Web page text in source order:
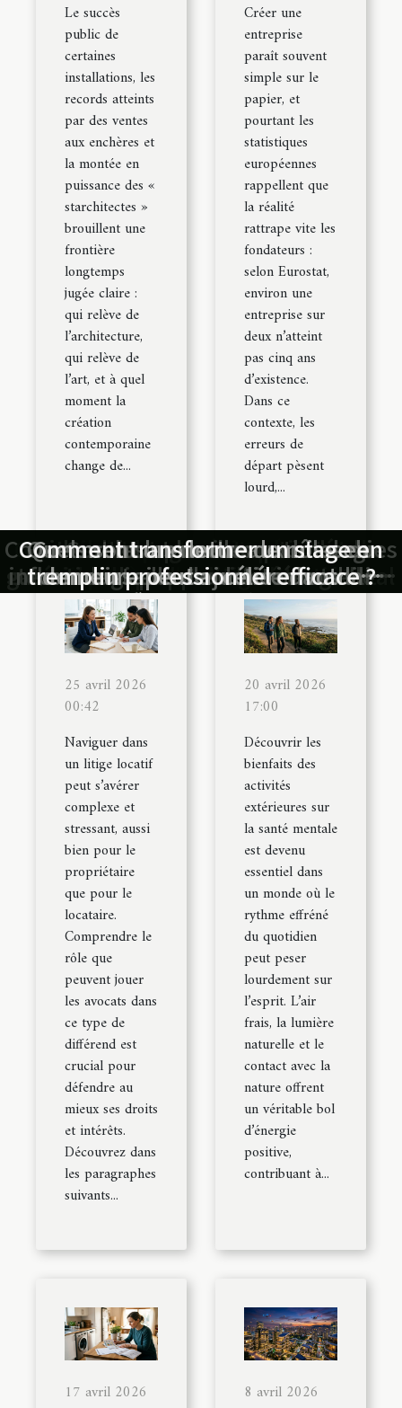
Architecte ou artiste ? où tracer la
frontière dans la création
contemporaine
Le succès
public de
certaines
installations, les
records atteints
par des ventes
aux enchères et
la montée en
puissance des «
starchitectes »
brouillent une
frontière
longtemps
jugée claire :
qui relève de
l’architecture,
qui relève de
l’art, et à quel
moment la
création
contemporaine
change de...
Conseil d’expert : éviter les erreurs
les plus courantes lors d’une
création de société
Créer une
entreprise
paraît souvent
simple sur le
papier, et
pourtant les
statistiques
européennes
rappellent que
la réalité
rattrape vite les
fondateurs :
selon Eurostat,
environ une
entreprise sur
deux n’atteint
pas cinq ans
d’existence.
Dans ce
contexte, les
erreurs de
départ pèsent
lourd,...
Comment les avocats peuvent-ils
aider lors d'un litige locatif ?
25 avril 2026
00:42
Naviguer dans
un litige locatif
peut s’avérer
complexe et
stressant, aussi
bien pour le
propriétaire
que pour le
locataire.
Comprendre le
rôle que
peuvent jouer
les avocats dans
ce type de
différend est
crucial pour
défendre au
mieux ses droits
et intérêts.
Découvrez dans
les paragraphes
suivants...
Les avantages des activités
extérieures pour le bien-être mental
20 avril 2026
17:00
Découvrir les
bienfaits des
activités
extérieures sur
la santé mentale
est devenu
essentiel dans
un monde où le
rythme effréné
du quotidien
peut peser
lourdement sur
l’esprit. L’air
frais, la lumière
naturelle et le
contact avec la
nature offrent
un véritable bol
d’énergie
positive,
contribuant à...
Guide ultime pour comprendre les
garanties des appareils ménagers en
droit européen
17 avril 2026
Comment les innovations
technologiques transforment-elles
le marché immobilier en 2026 ?
8 avril 2026
Comment les nouvelles technologies
influencent-elles le droit immobilier
?
Quels sont les nouveaux rôles du
commissaire de justice dans la
médiation civile ?
Comment une lettre de mise en
demeure peut accélérer votre
procédure judiciaire ?
Comment transformer un stage en
tremplin professionnel efficace ?